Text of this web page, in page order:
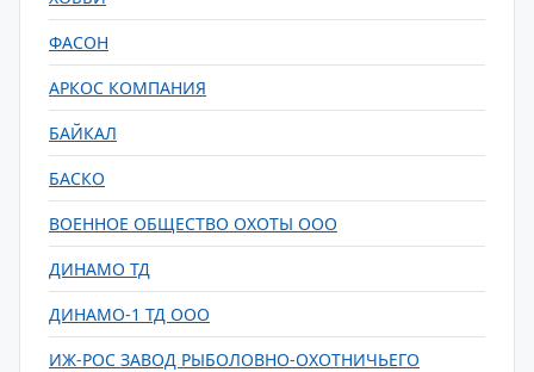
ФАСОН
АРКОС КОМПАНИЯ
БАЙКАЛ
БАСКО
ВОЕННОЕ ОБЩЕСТВО ОХОТЫ ООО
ДИНАМО ТД
ДИНАМО-1 ТД ООО
ИЖ-РОС ЗАВОД РЫБОЛОВНО-ОХОТНИЧЬЕГО